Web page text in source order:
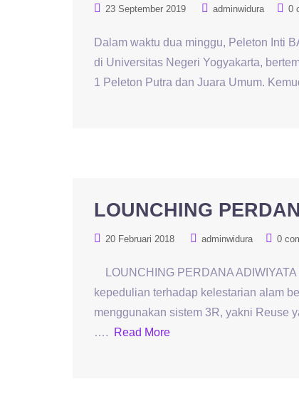
23 September 2019 adminwidura 0
Dalam waktu dua minggu, Peleton Inti
di Universitas Negeri Yogyakarta,
1 Peleton Putra dan Juara Umum.
LOUNCHING
20 Februari 2018 adminwidura 0
LOUNCHING PERDANA
kepedulian terhadap kelestarian alam
menggunakan sistem 3R, yakni Reuse
….
Read More